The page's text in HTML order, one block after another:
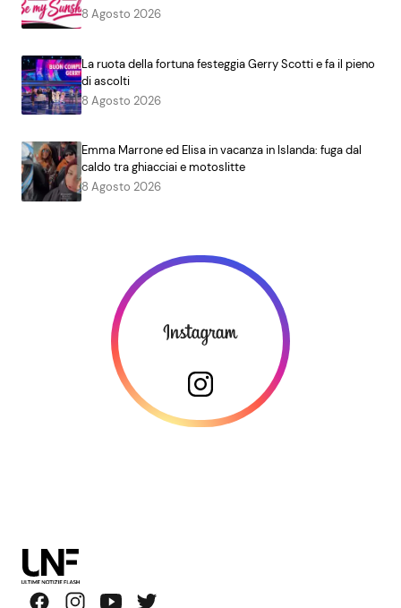
8 Agosto 2026
La ruota della fortuna festeggia Gerry Scotti e fa il pieno
di ascolti
8 Agosto 2026
Emma Marrone ed Elisa in vacanza in Islanda: fuga dal
caldo tra ghiacciai e motoslitte
8 Agosto 2026